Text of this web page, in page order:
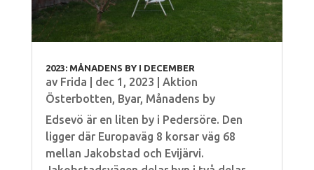
2023: MÅNADENS BY I DECEMBER
av Frida dec 1, 2023
Aktion
Österbotten Byar, Månadens by
Edsevö är en liten by i Pedersöre. Den
ligger där Europaväg 8 korsar väg 68
mellan Jakobstad och Evijärvi.